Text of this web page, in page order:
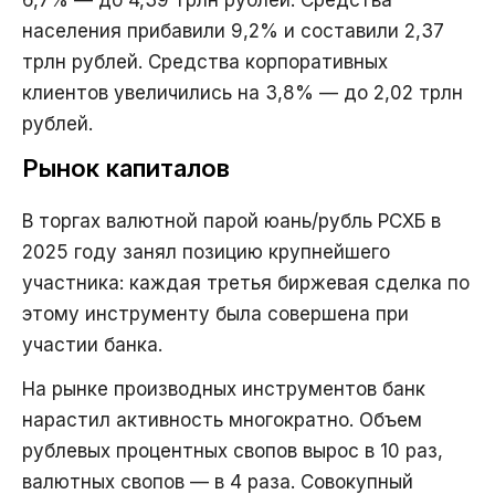
населения прибавили 9,2% и составили 2,37
трлн рублей. Средства корпоративных
клиентов увеличились на 3,8% — до 2,02 трлн
рублей.
Рынок капиталов
В торгах валютной парой юань/рубль РСХБ в
2025 году занял позицию крупнейшего
участника: каждая третья биржевая сделка по
этому инструменту была совершена при
участии банка.
На рынке производных инструментов банк
нарастил активность многократно. Объем
рублевых процентных свопов вырос в 10 раз,
валютных свопов — в 4 раза. Совокупный